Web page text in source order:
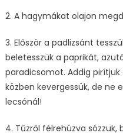
2. A hagymákat olajon
3. Először a padlizsánt
beletesszük a paprikát,
paradicsomot. Addig
közben kevergessük, de ne
lecsónál!
4. Tűzről félrehúzva sózzuk,